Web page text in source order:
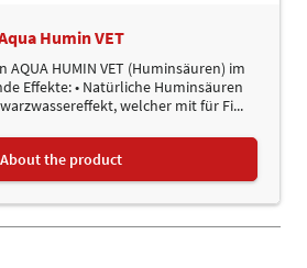
Humin VET
AQUA HUMIN VET (Huminsäuren) im
Effekte: • Natürliche Huminsäuren
welcher mit für Fi...
About the product